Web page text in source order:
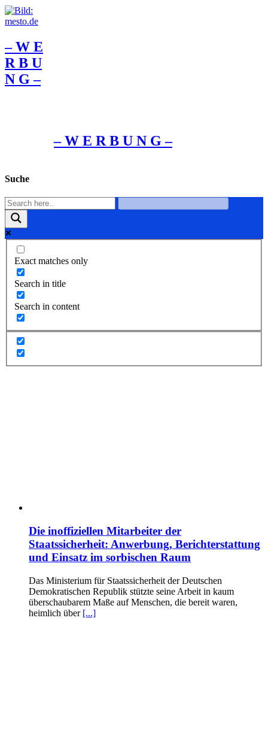
– W Ε
R Β U
Ν G –
– W Ε R Β U Ν G –
Suche
Exact matches only
Search in title
Search in content
Die inoffiziellen Mitarbeiter der
Staatssicherheit: Anwerbung, Berichterstattung
und Einsatz im sorbischen Raum
Das Ministerium für Staatssicherheit der Deutschen
Demokratischen Republik stützte seine Arbeit in kaum
überschaubarem Maße auf Menschen, die bereit waren,
heimlich über [...]